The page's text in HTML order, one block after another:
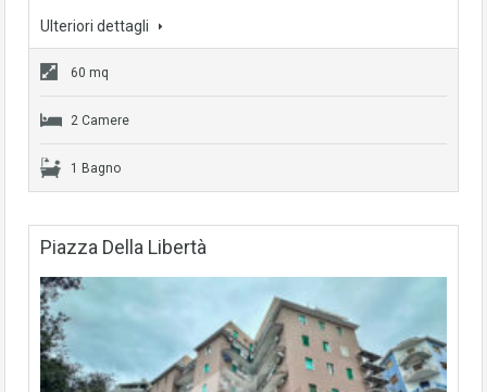
Ulteriori dettagli
60 mq
2 Camere
1 Bagno
Piazza Della Libertà